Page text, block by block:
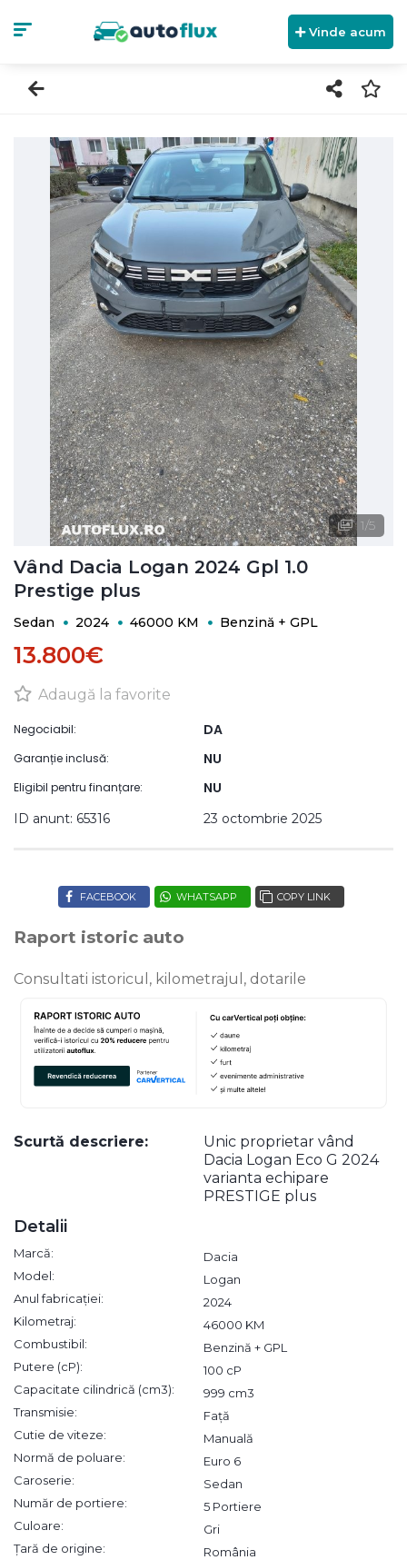
Vinde acum
1/5
Vând Dacia Logan 2024 Gpl 1.0
Prestige plus
Sedan 2024 46000 KM Benzină + GPL
13.800€
Adaugă la favorite
Negociabil: DA
Garanție inclusă: NU
Eligibil pentru finanțare: NU
ID anunt: 65316 23 octombrie 2025
FACEBOOK WHATSAPP COPY LINK
Raport istoric auto
Consultati istoricul, kilometrajul, dotarile
Scurtă descriere:
Unic proprietar vând
Dacia Logan Eco G 2024
varianta echipare
PRESTIGE plus
Detalii
Marcă:
Dacia
Model:
Logan
Anul fabricației:
2024
Kilometraj:
46000 KM
Combustibil:
Benzină + GPL
Putere (cP):
100 cP
Capacitate cilindrică (cm3):
999 cm3
Transmisie:
Față
Cutie de viteze:
Manuală
Normă de poluare:
Euro 6
Caroserie:
Sedan
Număr de portiere:
5 Portiere
Culoare:
Gri
Țară de origine:
România